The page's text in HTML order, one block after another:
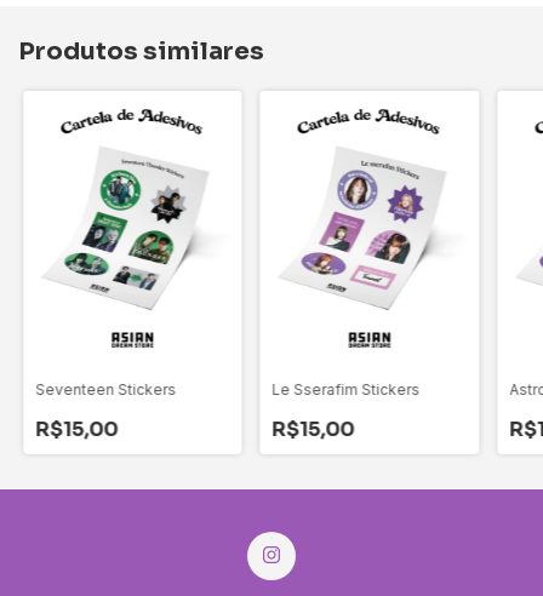
Produtos similares
Seventeen Stickers
R$15,00
Le Sserafim Stickers
R$15,00